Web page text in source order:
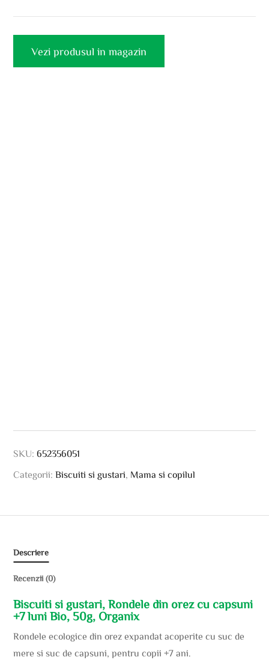
Vezi produsul in magazin
SKU:652356051
Categorii:Biscuiti si gustari, Mama si copilul
Descriere
Recenzii (0)
Biscuiti si gustari, Rondele din orez cu capsuni
+7 luni Bio, 50g, Organix
Rondele ecologice din orez expandat acoperite cu suc de
mere si suc de capsuni, pentru copii +7 ani.